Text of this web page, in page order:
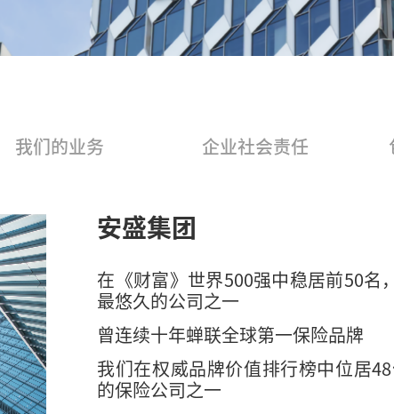
我们的业务 企业社会责任
安盛集团
在《财富》世界500强中稳居前50名
最悠久的公司之一
曾连续十年蝉联全球第一保险品牌
我们在权威品牌价值排行榜中位居
的保险公司之一